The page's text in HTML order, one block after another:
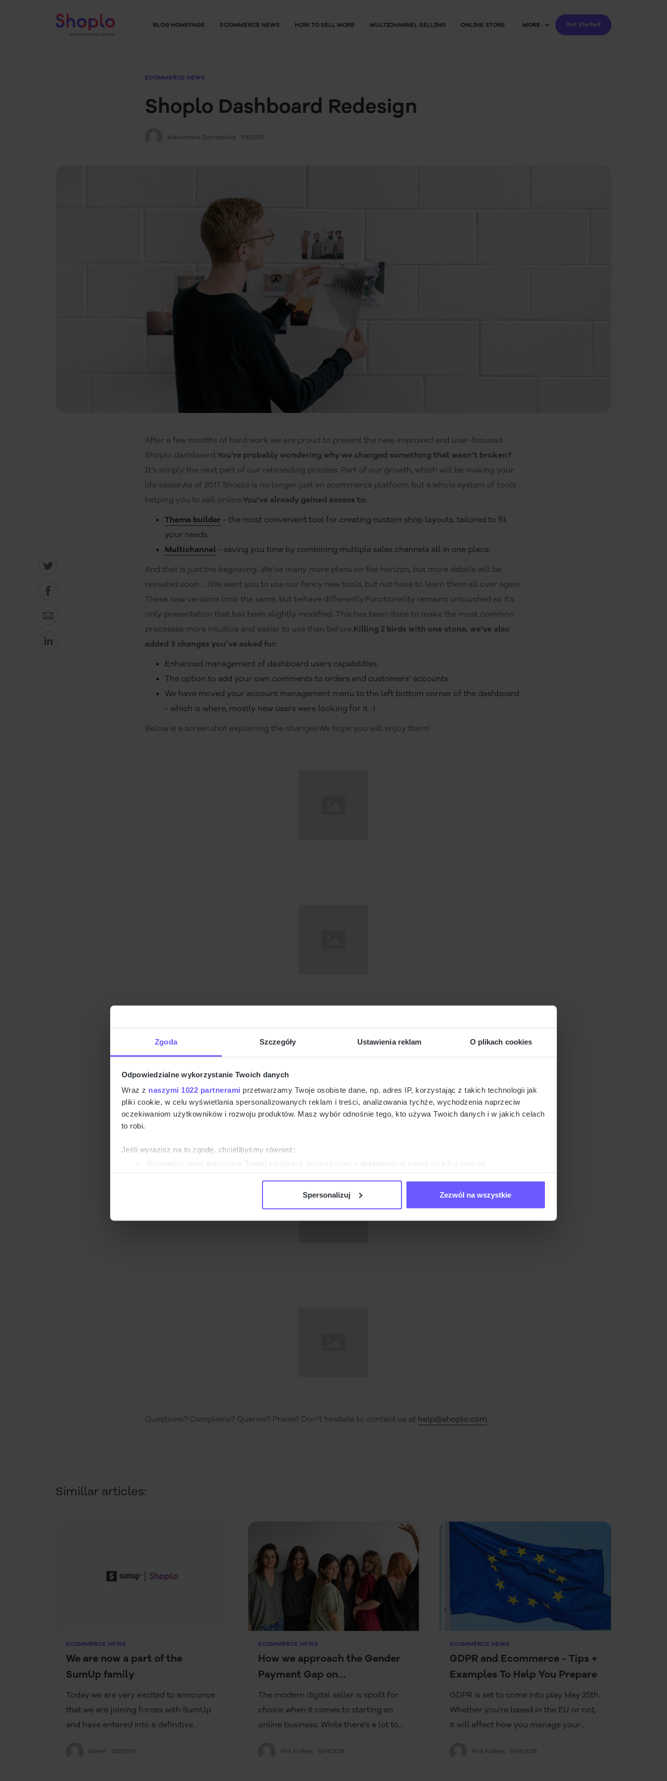
Zgoda Szczegóły Ustawienia reklam O plikach cookies
Odpowiedzialne wykorzystanie Twoich danych
Wraz z naszymi 1022 partnerami przetwarzamy Twoje osobiste dane, np. adres IP, korzystając z takich technologii jak
pliki cookie, w celu wyświetlania spersonalizowanych reklam i treści, analizowania tychże, wychodzenia naprzeciw
oczekiwaniom użytkowników i rozwoju produktów. Masz wybór odnośnie tego, kto używa Twoich danych i w jakich celach
to robi.
Jeśli wyrazisz na to zgodę, chcielibyśmy również:
Gromadzić dane dotyczące Twojej lokalizacji geograficznej z dokładnością nawet do kilku metrów
Dowiedz się więcej odnośnie tego, jak Twoje osobiste dane są przetwarzane oraz ustaw własne preferencje w
Spersonalizuj Zezwól na wszystkie
BLOG HOMEPAGE ECOMMERCE NEWS HOW TO SELL MORE MULTICHANNEL SELLING ONLINE STORE MORE Get Started
ECOMMERCE NEWS
Shoplo Dashboard Redesign
Aleksandra Dobrzańska 1/10/2017
After a few months of hard work we are proud to present the new, improved and user-focused
Shoplo dashboard.You're probably wondering why we changed something that wasn’t broken?
It’s simply the next part of our rebranding process. Part of our growth, which will be making your
life easier.As of 2017 Shoplo is no longer just an ecommerce platform, but a whole system of tools
helping you to sell online.You've already gained access to:
Theme builder - the most convenient tool for creating custom shop layouts, tailored to fit
your needs.
Multichannel - saving you time by combining multiple sales channels all in one place.
And that is just the beginning…We’ve many more plans on the horizon, but more details will be
revealed soon… :)We want you to use our fancy new tools, but not have to learn them all over again.
These new versions look the same, but behave differently.Functionality remains untouched as it’s
only presentation that has been slightly modified. This has been done to make the most common
processes more intuitive and easier to use than before.Killing 2 birds with one stone, we've also
added 3 changes you’ve asked for:
Enhanced management of dashboard users capabilities.
The option to add your own comments to orders and customers’ accounts.
We have moved your account management menu to the left bottom corner of the dashboard
- which is where, mostly new users were looking for it. :)
Below is a screenshot explaining the changes.We hope you will enjoy them!
Questions? Complains? Queries? Praise? Don’t hesitate to contact us at help@shoplo.com.
Simillar articles:
ECOMMERCE NEWS
We are now a part of the
SumUp family
Today we are very excited to announce
that we are joining forces with SumUp
and have entered into a definitive
admin 12/2/2019
ECOMMERCE NEWS
How we approach the Gender
Payment Gap on
#EqualPayDay
The modern digital seller is spoilt for
choice when it comes to starting an
online business. While there’s a lot to
the tricky part.
Phil Forbes 10/4/2018
ECOMMERCE NEWS
GDPR and Ecommerce - Tips +
Examples To Help You Prepare
GDPR is set to come into play May 25th.
Whether you're based in the EU or not,
it will affect how you manage your
exactly will change under GDPR and
Phil Forbes 30/4/2018